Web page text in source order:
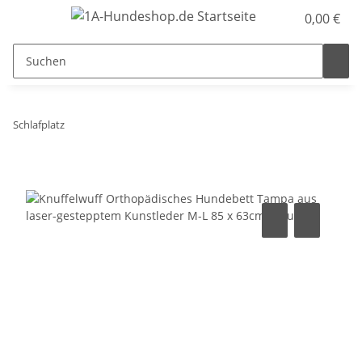
0,00 €
Schlafplatz